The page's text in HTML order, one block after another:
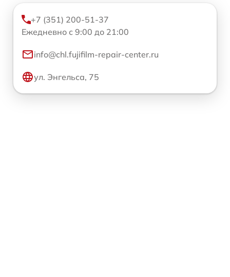
+7 (351) 200-51-37
Ежедневно с 9:00 до 21:00
info@chl.fujifilm-repair-center.ru
ул. Энгельса, 75